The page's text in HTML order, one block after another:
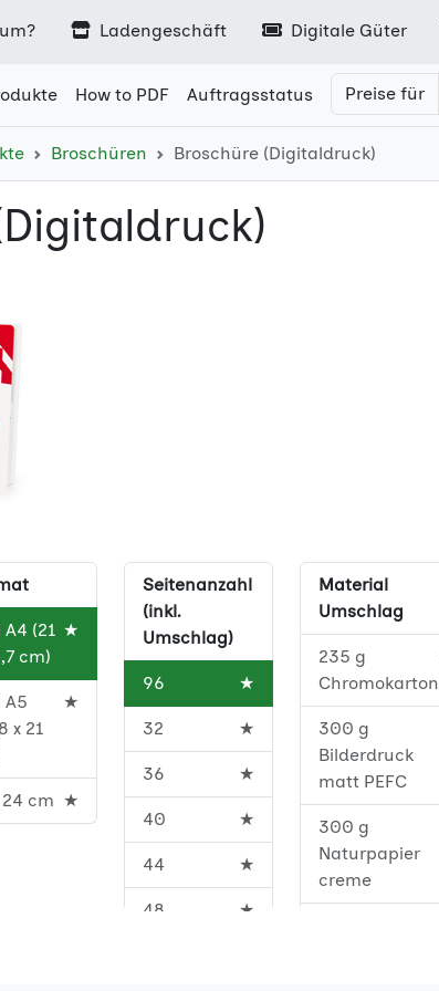
Ladengeschäft Digitale Güter
How to PDF Auftragsstatus Preise für
Broschüren Broschüre (Digitaldruck)
(21
cm)
★
A5
x 21
★
24 cm ★
Seitenanzahl
(inkl.
Umschlag)
96 ★
32 ★
36 ★
40 ★
44 ★
48 ★
Material
Umschlag
235 g
Chromokarton
300 g
Bilderdruck
matt PEFC
300 g
Naturpapier
creme